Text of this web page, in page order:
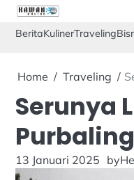
Skip
content
BeritaKulinerTraveling
Home Traveling
Serunya
13 Januari 2025 by